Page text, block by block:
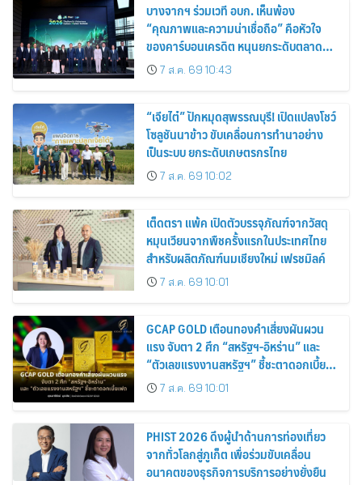
บางจากฯ ร่วมเวที อบก. เห็นพ้อง
“คุณภาพและความน่าเชื่อถือ” คือหัวใจ
ของคาร์บอนเครดิต หนุนยกระดับตลาด
คาร์บอนไทย เชื่อมโยงอาเซียน เปิดโอกาสสู่
ตลาดสากล
7 ส.ค. 69 10:43
“เจียไต๋” ปักหมุดสุพรรณบุรี! เปิดแปลงโชว์
โซลูชันนาข้าว ขับเคลื่อนการทำนาอย่าง
เป็นระบบ ยกระดับเกษตรกรไทย
7 ส.ค. 69 10:02
เต็ดตรา แพ้ค เปิดตัวบรรจุภัณฑ์จากวัสดุ
หมุนเวียนจากพืชครั้งแรกในประเทศไทย
สำหรับผลิตภัณฑ์นมเชียงใหม่ เฟรชมิลค์
7 ส.ค. 69 10:01
GCAP GOLD เตือนทองคำเสี่ยงผันผวน
แรง จับตา 2 ศึก “สหรัฐฯ-อิหร่าน” และ
“ตัวเลขแรงงานสหรัฐฯ” ชี้ชะตาดอกเบี้ย
เฟด7 ส.ค. 69 10:01
PHIST 2026 ดึงผู้นำด้านการท่องเที่ยว
จากทั่วโลกสู่ภูเก็ต เพื่อร่วมขับเคลื่อน
อนาคตของธุรกิจการบริการอย่างยั่งยืน